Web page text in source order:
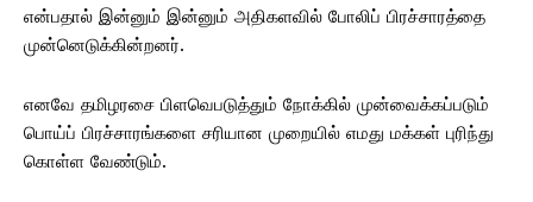
என்பதால் இன்னும் இன்னும் அதிகளவில் போலிப் பிரச்சாரத்தை
முன்னெடுக்கின்றனர்.
எனவே தமிழரசை பிளவெபடுத்தும் நோக்கில் முன்வைக்கப்படும்
பொய்ப் பிரச்சாரங்களை சரியான முறையில் எமது மக்கள் புரிந்து
கொள்ள வேண்டும்.